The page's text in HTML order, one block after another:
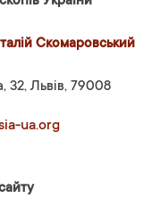
Скомаровський
32, Львів, 79008
ua.org